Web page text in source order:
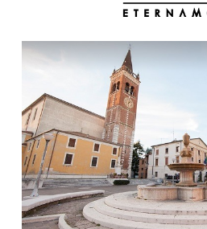
Foto Sede Storica Piazza 26 Aprile